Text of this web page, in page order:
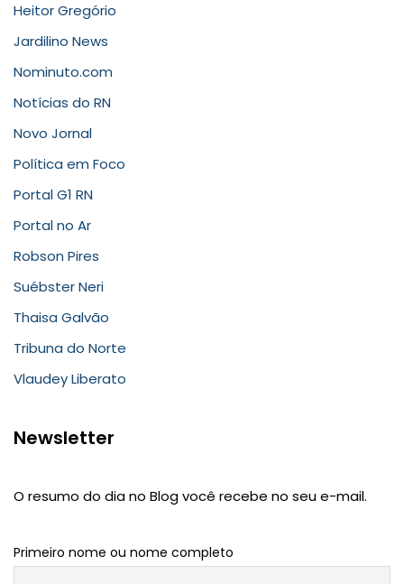
Heitor Gregório
Jardilino News
Nominuto.com
Notícias do RN
Novo Jornal
Política em Foco
Portal G1 RN
Portal no Ar
Robson Pires
Suébster Neri
Thaisa Galvão
Tribuna do Norte
Vlaudey Liberato
Newsletter
O resumo do dia no Blog você recebe no seu e-mail.
Primeiro nome ou nome completo